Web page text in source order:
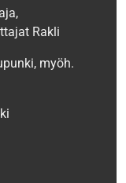
Rakli
myöh.